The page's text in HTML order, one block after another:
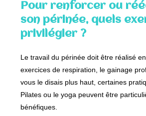
Pour renforcer ou
son périnée, quels
privilégier ?
Le travail du périnée doit être réalisé
exercices de respiration, le gainage
vous le disais plus haut, certaines
Pilates ou le yoga peuvent être
bénéfiques.